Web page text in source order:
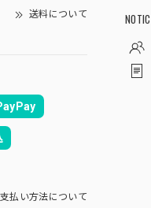
送料について
払い方法について